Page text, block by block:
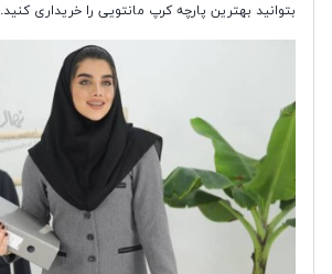
بتوانید بهترین پارچه کرپ مانتویی را خریداری کنید.